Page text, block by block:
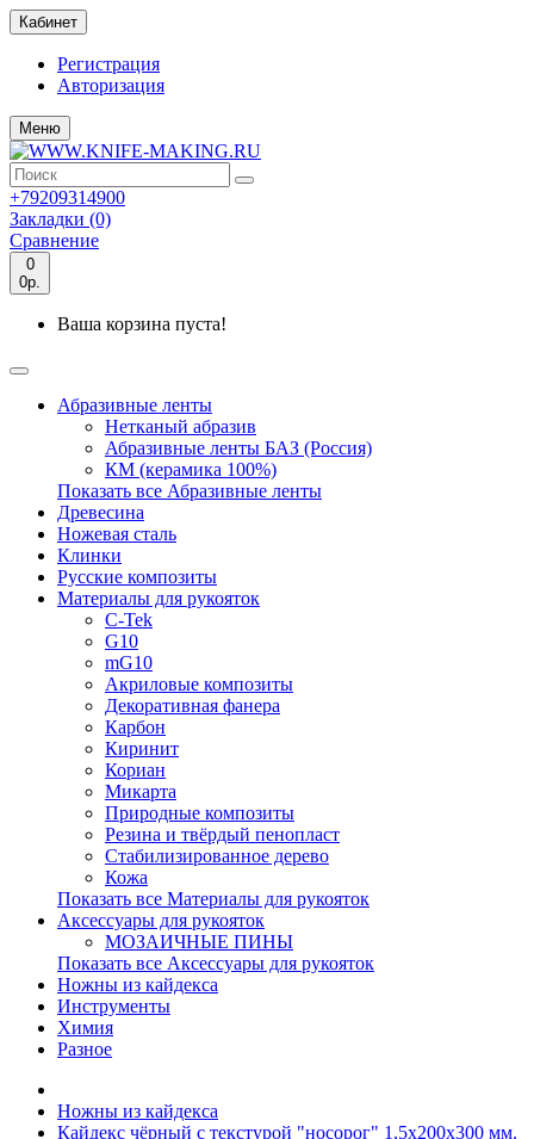
Кабинет
Регистрация
Авторизация
Меню
+79209314900
Закладки (0)
Сравнение
0
0р.
Ваша корзина пуста!
Абразивные ленты
Нетканый абразив
Абразивные ленты БАЗ (Россия)
КМ (керамика 100%)
Показать все Абразивные ленты
Древесина
Ножевая сталь
Клинки
Русские композиты
Материалы для рукояток
C-Tek
G10
mG10
Акриловые композиты
Декоративная фанера
Карбон
Киринит
Кориан
Микарта
Природные композиты
Резина и твёрдый пенопласт
Стабилизированное дерево
Кожа
Показать все Материалы для рукояток
Аксессуары для рукояток
МОЗАИЧНЫЕ ПИНЫ
Показать все Аксессуары для рукояток
Ножны из кайдекса
Инструменты
Химия
Разное
Ножны из кайдекса
Кайдекс чёрный с текстурой "носорог" 1,5х200х300 мм.